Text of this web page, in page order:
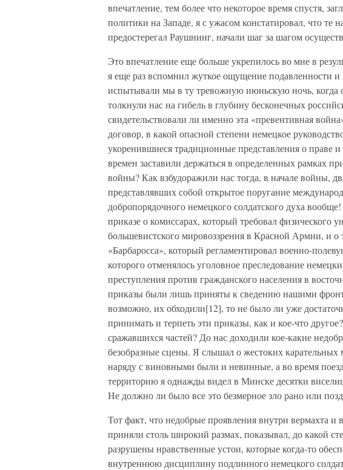
впечатление, тем более что некоторое время спустя,
политики на Западе, я с ужасом констатировал, что те
предостерегал Раушнинг, начали шаг за шагом
Это впечатление еще больше укрепилось во мне в
я еще раз вспомнил жуткое ощущение подавленности и
испытывали мы в ту тревожную июньскую ночь, когда
толкнули нас на гибель в глубину бесконечных
свидетельствовали ли именно эта «превентивная
договор, в какой опасной степени немецкое
укоренившиеся традиционные представления о праве
времен заставили держаться в определенных рамках
войны? Как взбудоражили нас тогда, в начале войны,
представлявших собой открытое поругание
добропорядочного немецкого солдатского духа
приказе о комиссарах, который требовал физического
большевистского мировоззрения в Красной Армии, и о
«Барбаросса», который регламентировал военно-
которого отменялось уголовное преследование
преступления против гражданского населения в
приказы были лишь приняты к сведению нашими
возможно, их обходили[12], то не было ли уже
принимать и терпеть эти приказы, как и кое-что
сражавшихся частей? До нас доходили кое-какие
безобразные сцены. Я слышал о жестоких
наряду с виновными были и невинные, а во время
территорию я однажды видел в Минске десятки
Не должно ли было все это безмерное зло рано или
Тот факт, что недобрые проявления внутри вермахта и
приняли столь широкий размах, показывал, до какой
разрушены нравственные устои, которые когда-то
внутреннюю дисциплину подлинного немецкого